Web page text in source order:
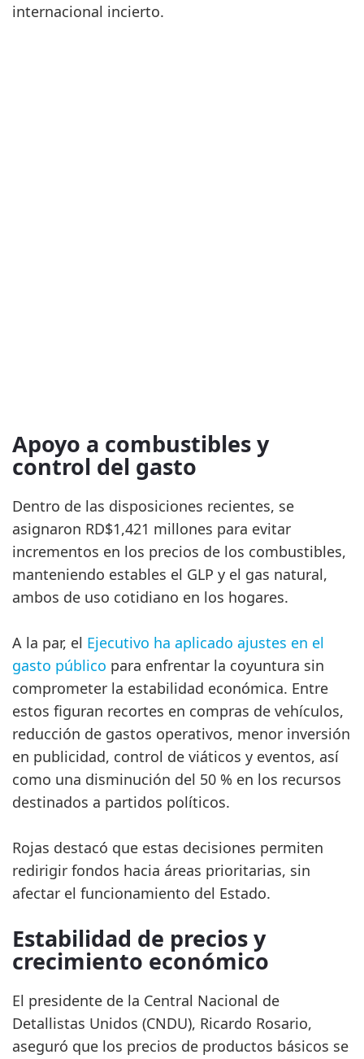
internacional incierto.
Apoyo a combustibles y
control del gasto
Dentro de las disposiciones recientes, se
asignaron RD$1,421 millones para evitar
incrementos en los precios de los combustibles,
manteniendo estables el GLP y el gas natural,
ambos de uso cotidiano en los hogares.
A la par, el Ejecutivo ha aplicado ajustes en el
gasto público para enfrentar la coyuntura sin
comprometer la estabilidad económica. Entre
estos figuran recortes en compras de vehículos,
reducción de gastos operativos, menor inversión
en publicidad, control de viáticos y eventos, así
como una disminución del 50 % en los recursos
destinados a partidos políticos.
Rojas destacó que estas decisiones permiten
redirigir fondos hacia áreas prioritarias, sin
afectar el funcionamiento del Estado.
Estabilidad de precios y
crecimiento económico
El presidente de la Central Nacional de
Detallistas Unidos (CNDU), Ricardo Rosario,
aseguró que los precios de productos básicos se